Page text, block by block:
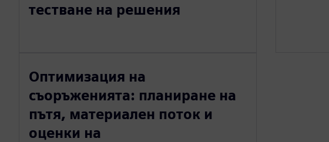
тестване на решения
Оптимизация на
съоръженията: планиране на
пътя, материален поток и
оценки на